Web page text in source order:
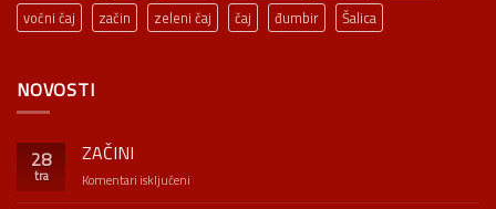
voćni čaj
začin zeleni čaj čaj đumbir Šalica
NOVOSTI
28
tra
ZAČINI
Komentari isključeni